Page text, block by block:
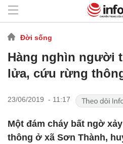
Đời sống
Hàng nghìn người
lửa, cứu rừng
23/06/2019 - 11:17
Một đám cháy bất ngờ
thông ở xã Sơn Thành,